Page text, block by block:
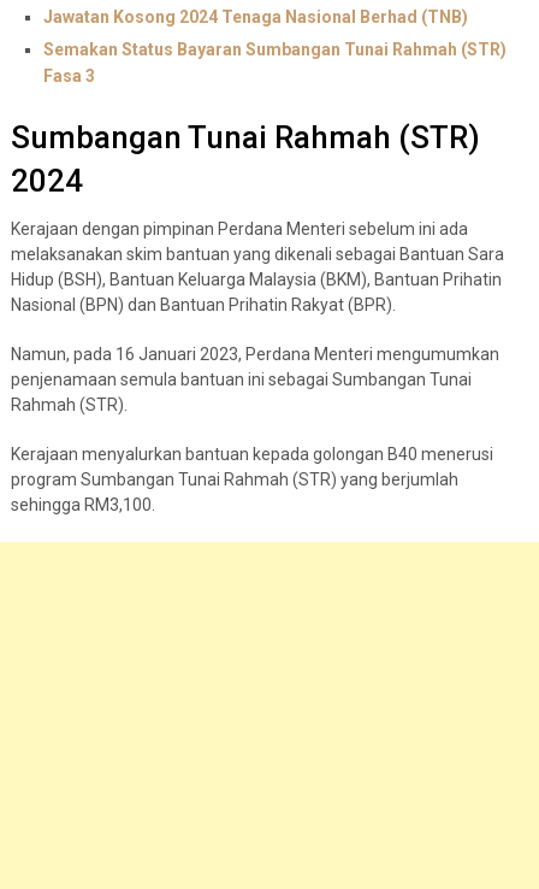
Jawatan Kosong 2024 Tenaga Nasional Berhad (TNB)
Semakan Status Bayaran Sumbangan Tunai Rahmah (STR)
Fasa 3
Sumbangan Tunai Rahmah (STR)
2024
Kerajaan dengan pimpinan Perdana Menteri sebelum ini ada
melaksanakan skim bantuan yang dikenali sebagai Bantuan Sara
Hidup (BSH), Bantuan Keluarga Malaysia (BKM), Bantuan Prihatin
Nasional (BPN) dan Bantuan Prihatin Rakyat (BPR).
Namun, pada 16 Januari 2023, Perdana Menteri mengumumkan
penjenamaan semula bantuan ini sebagai Sumbangan Tunai
Rahmah (STR).
Kerajaan menyalurkan bantuan kepada golongan B40 menerusi
program Sumbangan Tunai Rahmah (STR) yang berjumlah
sehingga RM3,100.